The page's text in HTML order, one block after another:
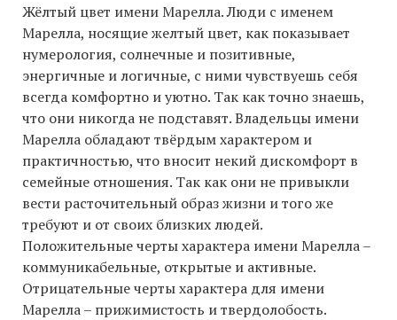
Жёлтый цвет имени Марелла. Люди с именем
Марелла, носящие желтый цвет, как показывает
нумерология, солнечные и позитивные,
энергичные и логичные, с ними чувствуешь себя
всегда комфортно и уютно. Так как точно знаешь,
что они никогда не подставят. Владельцы имени
Марелла обладают твёрдым характером и
практичностью, что вносит некий дискомфорт в
семейные отношения. Так как они не привыкли
вести расточительный образ жизни и того же
требуют и от своих близких людей.
Положительные черты характера имени Марелла –
коммуникабельные, открытые и активные.
Отрицательные черты характера для имени
Марелла – прижимистость и твердолобость.